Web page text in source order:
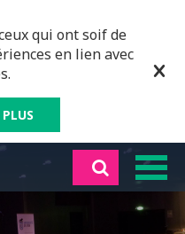
qui ont soif de
en lien avec